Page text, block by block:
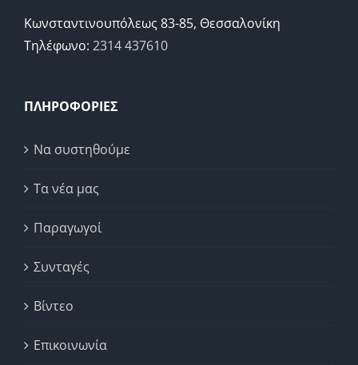
Κωνσταντινουπόλεως 83-85, Θεσσαλονίκη
Τηλέφωνο: 2314 437610
ΠΛΗΡΟΦΟΡΙΕΣ
Να συστηθούμε
Τα νέα μας
Παραγωγοί
Συνταγές
Βίντεο
Επικοινωνία